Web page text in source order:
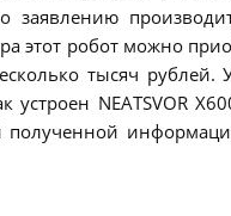
заявлению
этот робот можно
тысяч рублей.
устроен NEATSVOR
полученной